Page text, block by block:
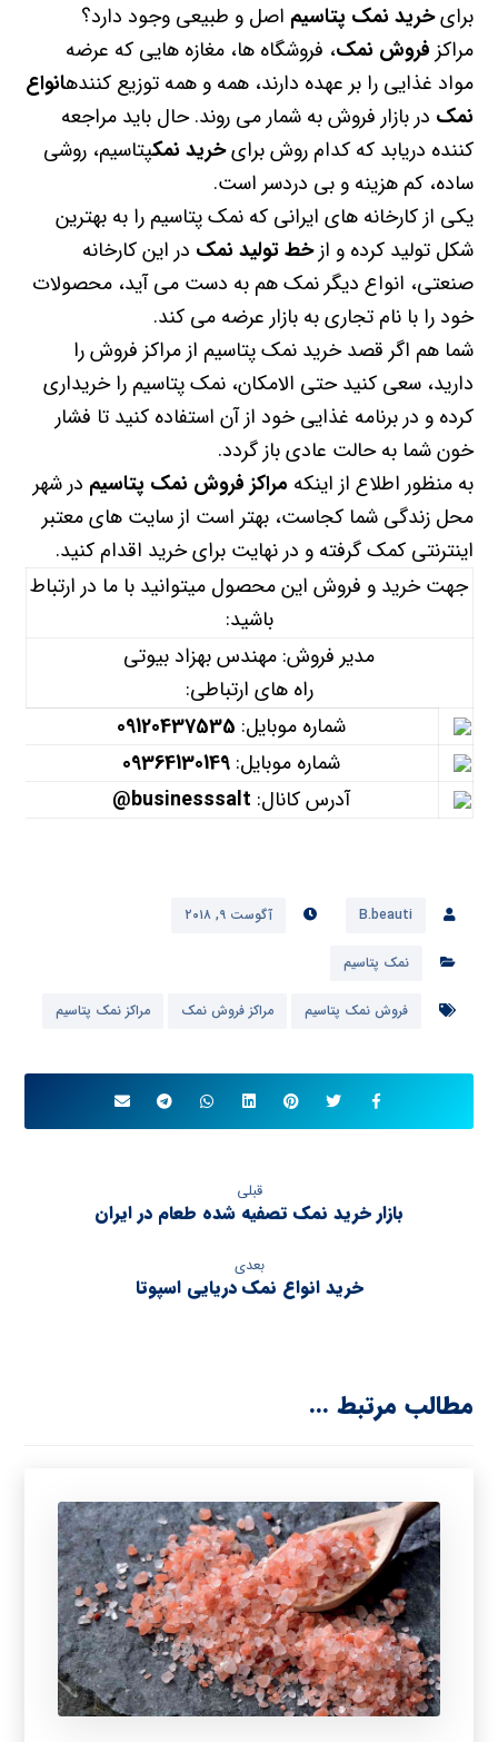
برایخرید نمک پتاسیم اصل و طبیعی وجود دارد؟
مراکز فروش نمک، فروشگاه ها، مغازه هایی که عرضه
مواد غذایی را بر عهده دارند، همه و همه توزیع کنندهانواع
نمک در بازار فروش به شمار می روند. حال باید مراجعه
کننده دریابد که کدام روش برایخرید نمکپتاسیم، روشی
ساده، کم هزینه و بی دردسر است.
یکی از کارخانه های ایرانی که نمک پتاسیم را به بهترین
شکل تولید کرده و ازخط تولید نمک در این کارخانه
صنعتی، انواع دیگر نمک هم به دست می آید، محصولات
خود را با نام تجاری به بازار عرضه می کند.
شما هم اگر قصد خرید نمک پتاسیم از مراکز فروش را
دارید، سعی کنید حتی الامکان، نمک پتاسیم را خریداری
کرده و در برنامه غذایی خود از آن استفاده کنید تا فشار
خون شما به حالت عادی باز گردد.
به منظور اطلاع از اینکه مراکز فروش نمک پتاسیم در شهر
محل زندگی شما کجاست، بهتر است از سایت های معتبر
اینترنتی کمک گرفته و در نهایت برای خرید اقدام کنید.
جهت خرید و فروش این محصول میتوانید با ما در ارتباط
باشید:
مدیر فروش: مهندس بهزاد بیوتی
راه های ارتباطی:
شماره موبایل: 09120437535
شماره موبایل: 09364130149
آدرس کانال: businesssalt@
B.beauti آگوست ۹, ۲۰۱۸
نمک پتاسیم
فروش نمک پتاسیم مراکز فروش نمک مراکز نمک پتاسیم
قبلی
بازار خرید نمک تصفیه شده طعام در ایران
بعدی
خرید انواع نمک دریایی اسپوتا
مطالب مرتبط ...